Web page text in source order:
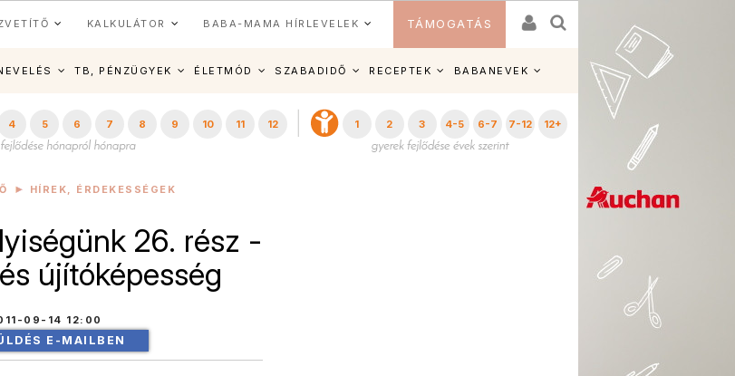
KALKULÁTOR BABA-MAMA HÍRLEVELEK TÁMOGATÁS
TB, PÉNZÜGYEK ÉLETMÓD SZABADIDŐ RECEPTEK BABANEVEK
4 5 6 7 8 9 10 11 12 1 2 3 4-5 6-7 7-12 12+
HÍREK, ÉRDEKESSÉGEK
26. rész -
újítóképesség
09-14 12:00
E-MAILBEN